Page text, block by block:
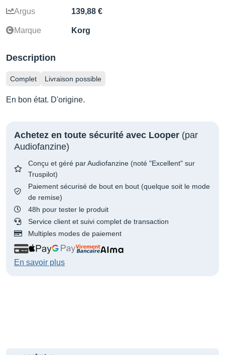
Argus 139,88 €
Marque Korg
Description
Complet Livraison possible
En bon état. D'origine.
Achetez en toute sécurité avec Looper (par
Audiofanzine)
Conçu et géré par Audiofanzine (noté "Excellent" sur
Truspilot)
Paiement sécurisé de bout en bout (quelque soit le mode
de remise)
48h pour tester le produit
Service client et suivi complet de transaction
Multiples modes de paiement
En savoir plus